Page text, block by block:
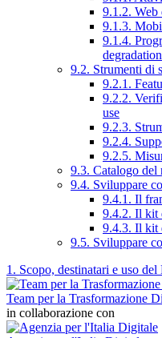
9.1.2. Web
9.1.3.
9.1.4.
degradation
9.2. Strumenti di
9.2.1.
9.2.2.
use
9.2.3.
9.2.4.
9.2.5.
9.3. Catalogo del
9.4. Sviluppare
9.4.1. Il
9.4.2. Il kit
9.4.3. Il kit
9.5. Sviluppare
1. Scopo, destinatari e uso
Team per la Trasformazione
in collaborazione con